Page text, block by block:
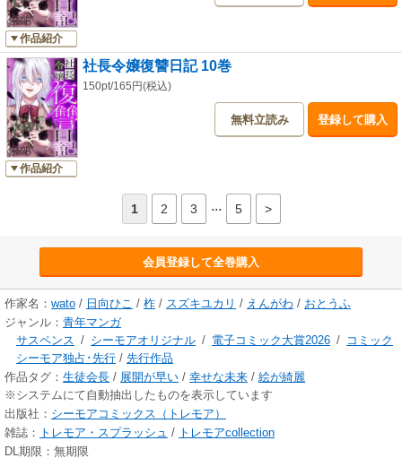
作品紹介
作品紹介
社長令嬢復讐日記 10巻
150pt/165円(税込)
無料立読み 登録して購入
1 2 3 ... 5 >
会員登録して全巻購入
作家名： wato / 日向ひこ / 柞 / スズキユカリ / えんがわ / おとうふ
ジャンル： 青年マンガ
サスペンス / シーモアオリジナル / 電子コミック大賞2026 / コミック
シーモア独占･先行 / 先行作品
作品タグ： 生徒会長 / 展開が早い / 幸せな未来 / 絵が綺麗
※システムにて自動抽出したものを表示しています
出版社： シーモアコミックス（トレモア）
雑誌： トレモア・スプラッシュ / トレモアcollection
DL期限：無期限